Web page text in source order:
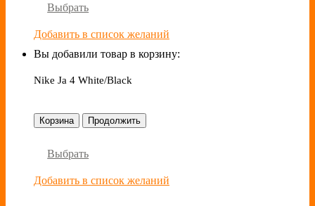
Выбрать
Добавить в список желаний
Вы добавили товар в корзину:
Nike Ja 4 White/Black
Корзина Продолжить
Выбрать
Добавить в список желаний